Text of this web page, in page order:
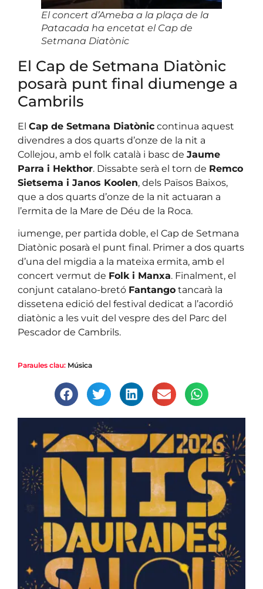
El concert d’Ameba a la plaça de la
Patacada ha encetat el Cap de
Setmana Diatònic
El Cap de Setmana Diatònic
posarà punt final diumenge a
Cambrils
El Cap de Setmana Diatònic continua aquest
divendres a dos quarts d’onze de la nit a
Collejou, amb el folk català i basc de Jaume
Parra i Hekthor. Dissabte serà el torn de Remco
Sietsema i Janos Koolen, dels Països Baixos,
que a dos quarts d’onze de la nit actuaran a
l’ermita de la Mare de Déu de la Roca.
iumenge, per partida doble, el Cap de Setmana
Diatònic posarà el punt final. Primer a dos quarts
d’una del migdia a la mateixa ermita, amb el
concert vermut de Folk i Manxa. Finalment, el
conjunt catalano-bretó Fantango tancarà la
dissetena edició del festival dedicat a l’acordió
diatònic a les vuit del vespre des del Parc del
Pescador de Cambrils.
Paraules clau: Música